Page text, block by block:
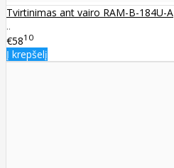
Tvirtinimas ant vairo RAM-B-184U-A
..
€5810
Į krepšelį